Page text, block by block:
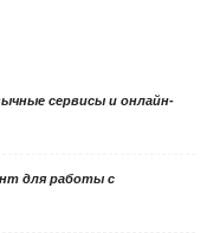
сервисы и онлайн-
для работы с